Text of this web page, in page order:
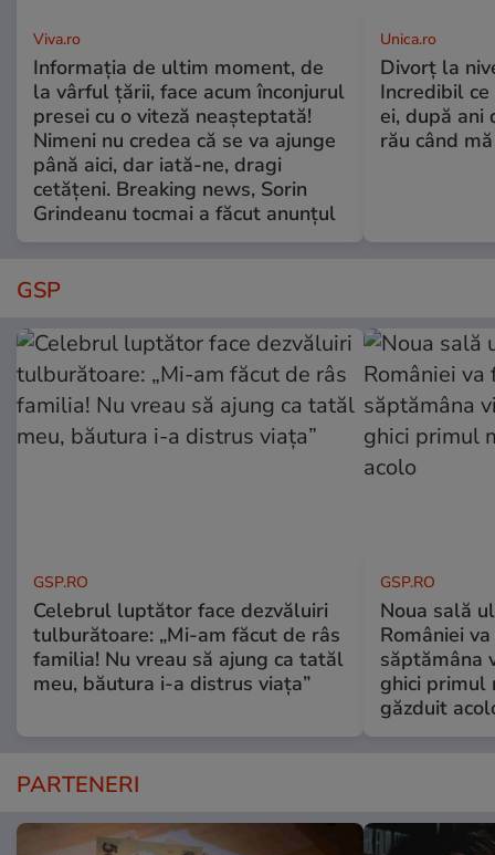
Viva.ro
Informația de ultim moment, de
la vârful țării, face acum înconjurul
presei cu o viteză neașteptată!
Nimeni nu credea că se va ajunge
până aici, dar iată-ne, dragi
cetățeni. Breaking news, Sorin
Grindeanu tocmai a făcut anunțul
Unica.ro
Divorț la
Incredibil
ei, după ani
rău când
GSP
GSP.RO
Celebrul luptător face dezvăluiri
tulburătoare: „Mi-am făcut de râs
familia! Nu vreau să ajung ca tatăl
meu, băutura i-a distrus viața”
GSP.RO
Noua sală
României
săptămâna
ghici primul
găzduit
PARTENERI